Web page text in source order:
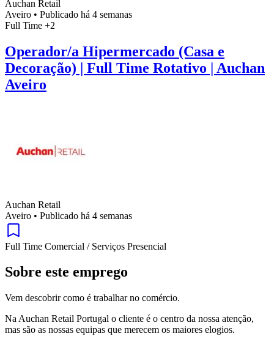
Auchan Retail
Aveiro • Publicado há 4 semanas
Full Time +2
Operador/a Hipermercado (Casa e
Decoração) | Full Time Rotativo | Auchan
Aveiro
Auchan Retail
Aveiro • Publicado há 4 semanas
Full Time Comercial / Serviços Presencial
Sobre este emprego
Vem descobrir como é trabalhar no comércio.
Na Auchan Retail Portugal o cliente é o centro da nossa atenção,
mas são as nossas equipas que merecem os maiores elogios.